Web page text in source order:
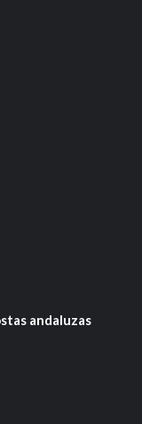
andaluzas